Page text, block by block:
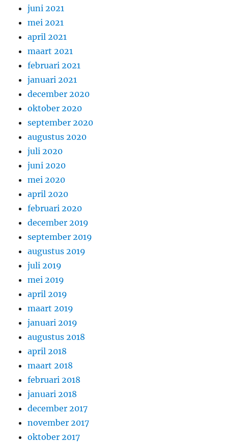
juni 2021
mei 2021
april 2021
maart 2021
februari 2021
januari 2021
december 2020
oktober 2020
september 2020
augustus 2020
juli 2020
juni 2020
mei 2020
april 2020
februari 2020
december 2019
september 2019
augustus 2019
juli 2019
mei 2019
april 2019
maart 2019
januari 2019
augustus 2018
april 2018
maart 2018
februari 2018
januari 2018
december 2017
november 2017
oktober 2017